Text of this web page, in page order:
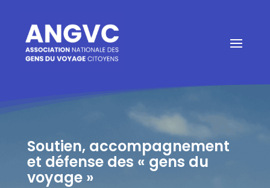
Soutien, accompagnement
et défense des « gens du
voyage »